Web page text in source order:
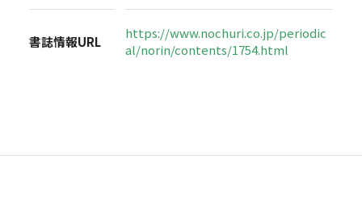
書誌情報URL
https://www.nochuri.co.jp/periodic
al/norin/contents/1754.html